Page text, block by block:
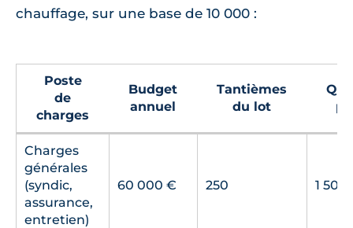
chauffage, sur une base de 10 000 :
Poste
de
charges
Budget
annuel
Tantièmes
du lot
Charges
générales
(syndic,
assurance,
entretien)
60 000 € 250 1 500